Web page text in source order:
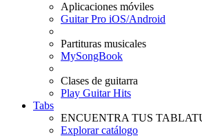
Aplicaciones móviles
Guitar Pro iOS/Android
Partituras musicales
MySongBook
Clases de guitarra
Play Guitar Hits
Tabs
ENCUENTRA TUS
Explorar catálogo